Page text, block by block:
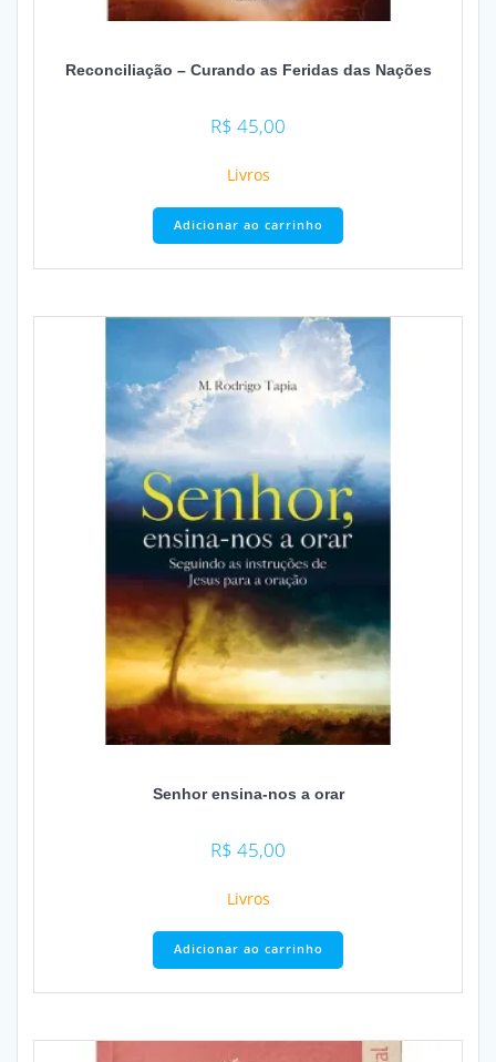
Reconciliação – Curando as Feridas das Nações
R$ 45,00
Livros
Adicionar ao carrinho
Senhor ensina-nos a orar
R$ 45,00
Livros
Adicionar ao carrinho